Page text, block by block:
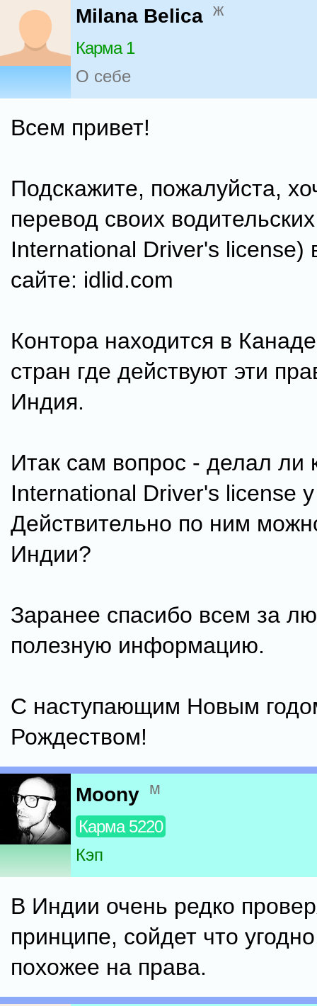
Milana Belica ж
Карма 1
О себе
Всем привет!
Подскажите, пожалуйста,
перевод своих
International Driver's license)
сайте: idlid.соm
Контора находится в
стран где действуют эти
Индия.
Итак сам вопрос - делал ли
International Driver's license
Действительно по ним
Индии?
Заранее спасибо всем за
полезную информацию.
С наступающим Новым
Рождеством!
Moony м
Карма 5220
Кэп
В Индии очень редко
принципе, сойдет что
похожее на права.